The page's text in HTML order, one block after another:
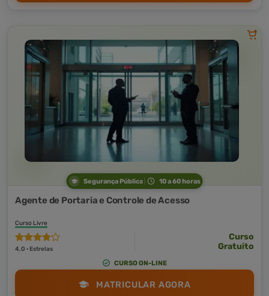
Segurança Pública 10 a 60 horas
Agente de Portaria e Controle de Acesso
Curso Livre
4,0 · Estrelas
Curso
Gratuito
CURSO ON-LINE
MATRICULAR AGORA